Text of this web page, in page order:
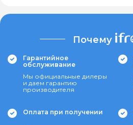
Почему
Гарантийное
обслуживание
Мы официальные дилеры
и даем гарантию
производителя
Оплата при получении